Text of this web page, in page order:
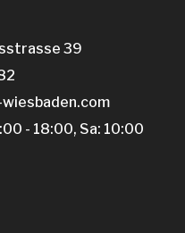
39
- 18:00, Sa: 10:00